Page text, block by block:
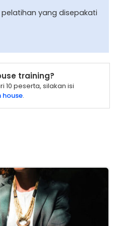
yang disepakati
training?
10 peserta, silakan isi
house.